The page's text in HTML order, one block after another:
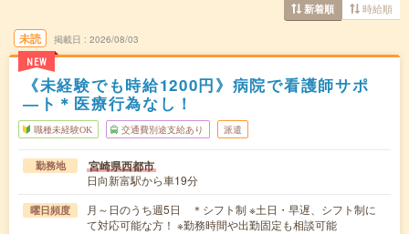
新着順 時給順
未読
NEW
掲載日 2026/08/03
《未経験でも時給1200円》病院で看護師サポ
―ト＊医療行為なし！
職種未経験OK 交通費別途支給あり 派遣
勤務地 宮崎県西都市
日向新富駅から車19分
曜日頻度
月～日のうち週5日 ＊シフト制 ※土日・早遅、シフト制に
て対応可能な方！ ※勤務時間や出勤固定も相談可能